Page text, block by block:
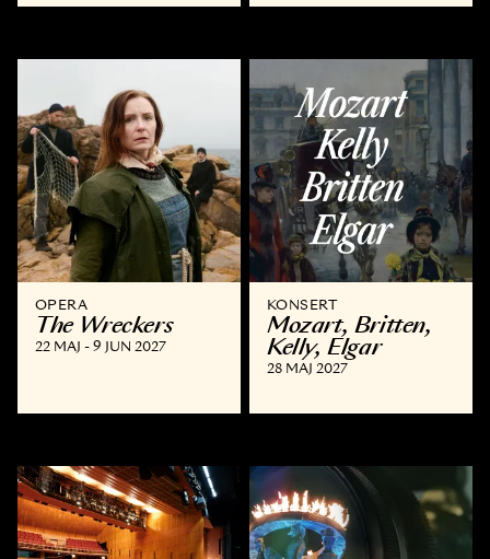
OPERA
The Wreckers
22 MAJ - 9 JUN 2027
KONSERT
Mozart, Britten,
Kelly, Elgar
28 MAJ 2027